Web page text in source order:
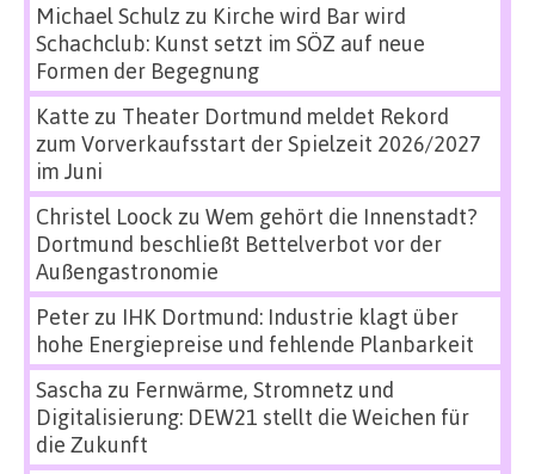
Michael Schulz zu Kirche wird Bar wird
Schachclub: Kunst setzt im SÖZ auf neue
Formen der Begegnung
Katte zu Theater Dortmund meldet Rekord
zum Vorverkaufsstart der Spielzeit 2026/2027
im Juni
Christel Loock zu Wem gehört die Innenstadt?
Dortmund beschließt Bettelverbot vor der
Außengastronomie
Peterzu IHK Dortmund: Industrie klagt über
hohe Energiepreise und fehlende Planbarkeit
Sascha zu Fernwärme, Stromnetz und
Digitalisierung: DEW21 stellt die Weichen für
die Zukunft